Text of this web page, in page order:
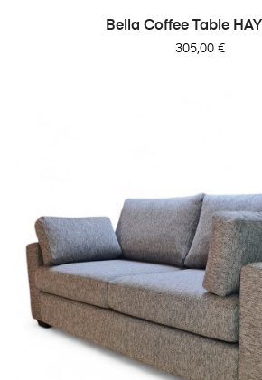
Bella Coffee Table
Prix
305,00 €